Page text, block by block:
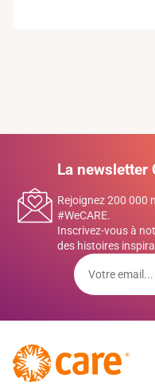
La newsletter
Rejoignez 200 000
#WeCARE.
Inscrivez-vous à
des histoires